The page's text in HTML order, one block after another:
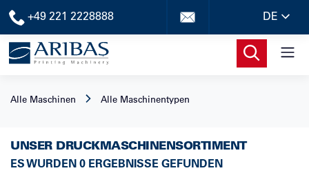
+49 221 2228888 DE
Alle Maschinen Alle Maschinentypen
UNSER DRUCKMASCHINENSORTIMENT
ES WURDEN 0 ERGEBNISSE GEFUNDEN